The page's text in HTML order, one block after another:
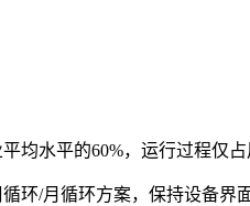
均水平的60%，运行过程仅
环/月循环方案，保持设备界